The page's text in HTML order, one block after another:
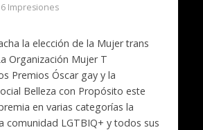
6 Impresiones
la elección de la Mujer trans
Organización Mujer T
Premios Óscar gay y la
Belleza con Propósito este
en varias categorías la
comunidad LGTBIQ+ y todos sus